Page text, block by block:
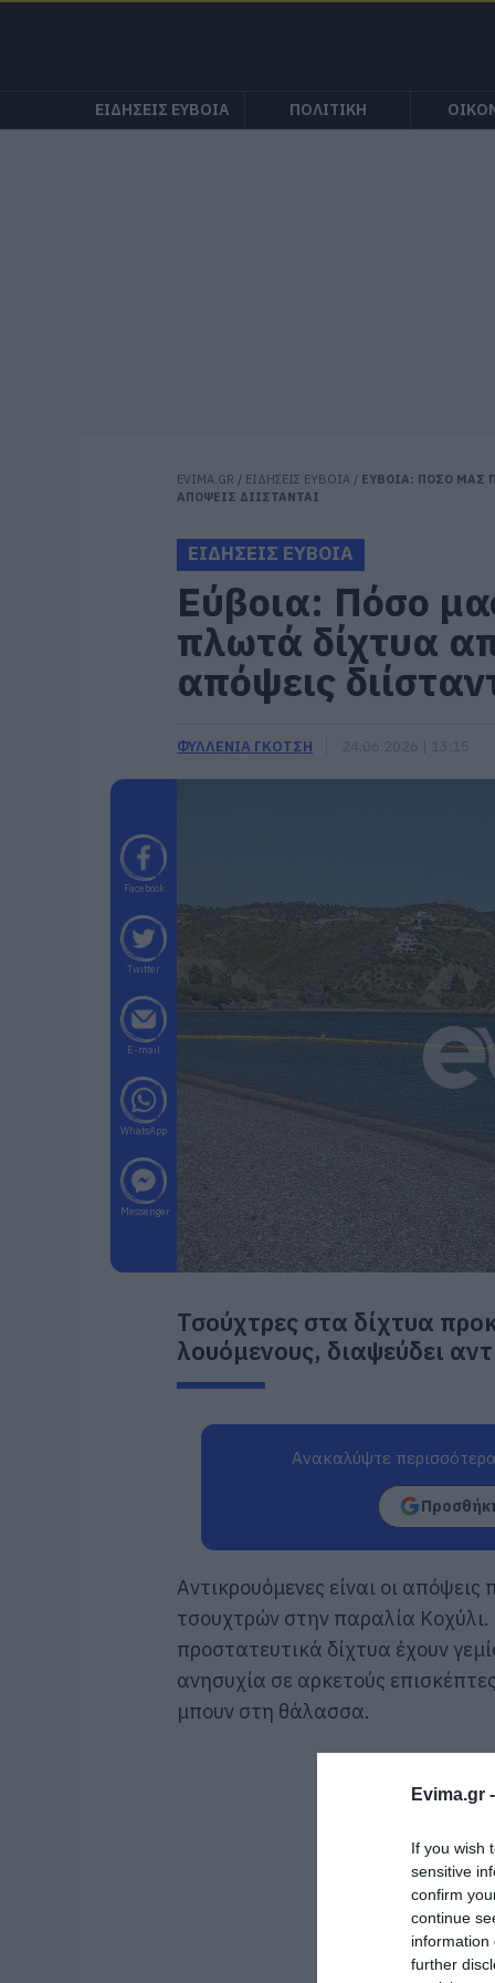
Evima.gr -
If you wish
sensitive
confirm
continue
information
further
ΕΙΔΗΣΕΙΣ ΕΥΒΟΙΑ ΠΟΛΙΤΙΚΗ
EVIMA.GR / ΕΙΔΗΣΕΙΣ ΕΥΒΟΙΑ / ΕΥΒΟΙΑ: ΠΟΣΟ ΜΑΣ
ΑΠΟΨΕΙΣ ΔΙΙΣΤΑΝΤΑΙ
ΕΙΔΗΣΕΙΣ ΕΥΒΟΙΑ
Εύβοια: Πόσο
πλωτά δίχτυα
απόψεις
ΦΥΛΛΕΝΙΑ ΓΚΟΤΣΗ
Facebook
Twitter
E-mail
WhatsApp
Messenger
Τσούχτρες στα δίχτυα
λουόμενους, διαψεύδει
Ανακαλύψτε
Αντικρουόμενες είναι οι
τσουχτρών στην παραλία
προστατευτικά δίχτυα έχουν
ανησυχία σε αρκετούς
μπουν στη θάλασσα.